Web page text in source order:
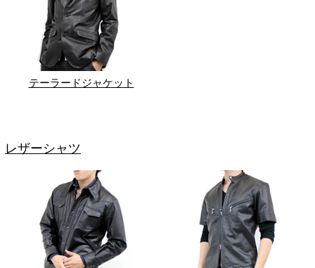
テーラードジャケット
レザーシャツ